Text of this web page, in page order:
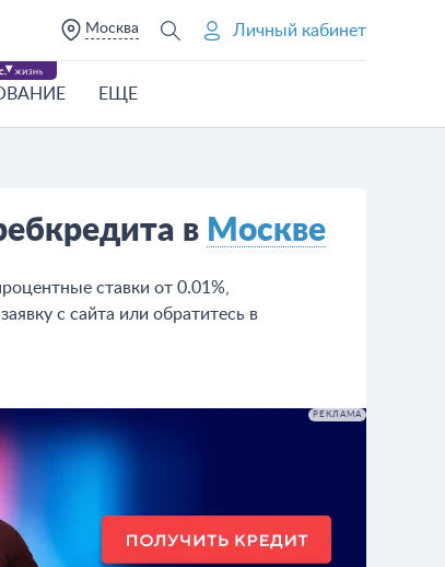
Москва Личный кабинет
ЕЩЕ
в Москве
ставки от 0.01%,
с сайта или обратитесь в
РЕКЛАМА